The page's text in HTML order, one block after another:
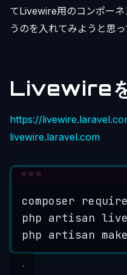
てLivewire用のコンポー
うのを入れてみようと思っ
Livewireを
https://
livewire.laravel.com
composer require
php artisan
php artisan